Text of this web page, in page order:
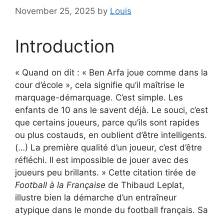
November 25, 2025 by Louis
Introduction
« Quand on dit : « Ben Arfa joue comme dans la
cour d’école », cela signifie qu’il maîtrise le
marquage-démarquage. C’est simple. Les
enfants de 10 ans le savent déjà. Le souci, c’est
que certains joueurs, parce qu’ils sont rapides
ou plus costauds, en oublient d’être intelligents.
(…) La première qualité d’un joueur, c’est d’être
réfléchi. Il est impossible de jouer avec des
joueurs peu brillants. » Cette citation tirée de
Football à la Française de Thibaud Leplat,
illustre bien la démarche d’un entraîneur
atypique dans le monde du football français. Sa